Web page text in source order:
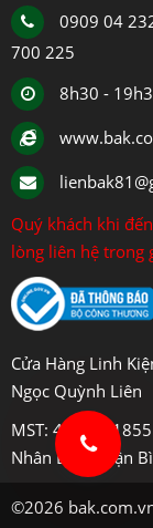
0909 04
700 225
8h30 -
Quý khách khi
lòng liên hệ trong
Cửa Hàng Linh
Ngọc Quỳnh Liên
MST:
Nhân Dân Quận
©2026